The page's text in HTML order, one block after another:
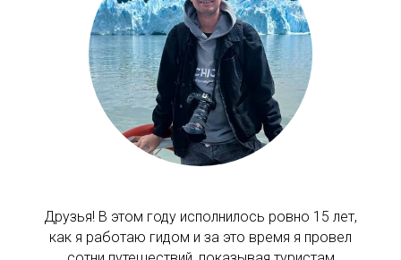
Друзья! В этом году исполнилось ровно 15 лет,
как я работаю гидом и за это время я провел